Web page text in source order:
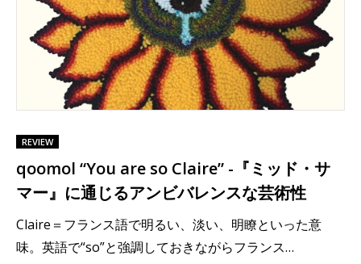
REVIEW
qoomol “You are so Claire” -『ミッド・サ
マー』に通じるアンビバレンスな芸術性
Claire＝フランス語で明るい、淡い、明瞭といった意
味。英語で“so”と強調しておきながらフランス…